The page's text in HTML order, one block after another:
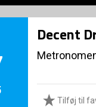
Decent
Tilføj til